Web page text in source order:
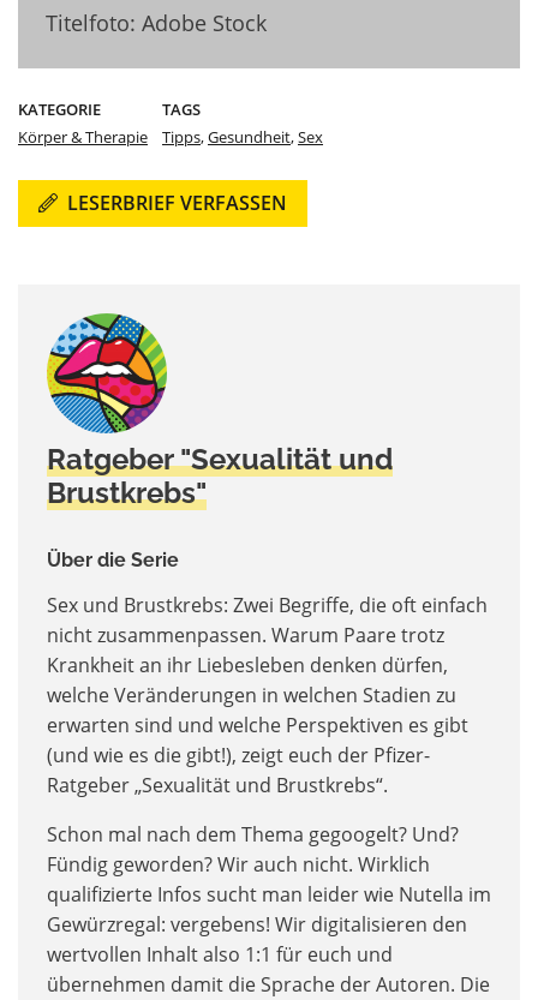
Titelfoto: Adobe Stock
KATEGORIE
Körper & Therapie
TAGS
Tipps,Gesundheit,Sex
LESERBRIEF VERFASSEN
Ratgeber "Sexualität und
Brustkrebs"
Über die Serie
Sex und Brustkrebs: Zwei Begriffe, die oft einfach
nicht zusammenpassen. Warum Paare trotz
Krankheit an ihr Liebesleben denken dürfen,
welche Veränderungen in welchen Stadien zu
erwarten sind und welche Perspektiven es gibt
(und wie es die gibt!), zeigt euch der Pfizer-
Ratgeber „Sexualität und Brustkrebs“.
Schon mal nach dem Thema gegoogelt? Und?
Fündig geworden? Wir auch nicht. Wirklich
qualifizierte Infos sucht man leider wie Nutella im
Gewürzregal: vergebens! Wir digitalisieren den
wertvollen Inhalt also 1:1 für euch und
übernehmen damit die Sprache der Autoren. Die